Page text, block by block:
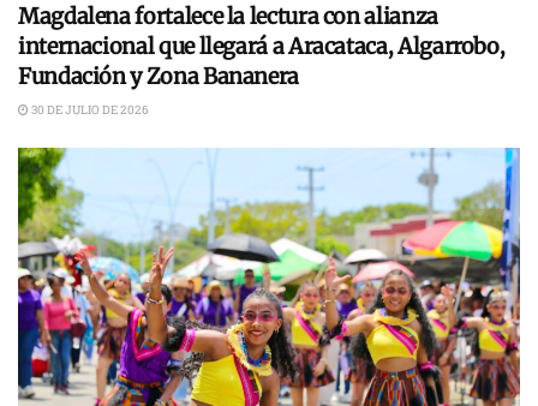
Magdalena fortalece la lectura con alianza
internacional que llegará a Aracataca, Algarrobo,
Fundación y Zona Bananera
30 DE JULIO DE 2026